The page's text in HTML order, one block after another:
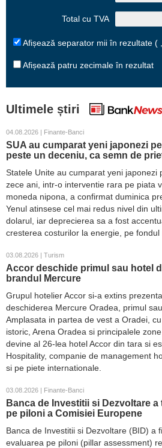
Total cu TVA
Afișează separator mii în rezultate (
Afișează patru zecimale în rezultat
Ultimele știri
04.08.2026 | Finante-Banci
SUA au cumparat yeni japonezi
peste un deceniu, ca semn de
Statele Unite au cumparat yeni japonezi
zece ani, intr-o interventie rara pe piata
moneda nipona, a confirmat duminica
Yenul atinsese cel mai redus nivel din
dolarul, iar deprecierea sa a fost
cresterea costurilor la energie, pe fondul
03.08.2026 | Turism
Accor deschide primul sau hotel
brandul Mercure
Grupul hotelier Accor si-a extins
deschiderea Mercure Oradea, primul
Amplasata in partea de vest a Oradei,
istoric, Arena Oradea si principalele
devine al 26-lea hotel Accor din tara si
Hospitality, companie de management
si pe piete internationale.
03.08.2026 | Finante-Banci
Banca de Investitii si Dezvoltare
pe piloni a Comisiei Europene
Banca de Investitii si Dezvoltare (BID) a
evaluarea pe piloni (pillar assessment)